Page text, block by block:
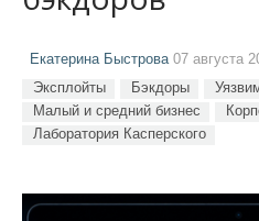
Екатерина Быстрова07 августа
Эксплойты Бэкдоры
Малый и средний бизнес
Лаборатория Касперского